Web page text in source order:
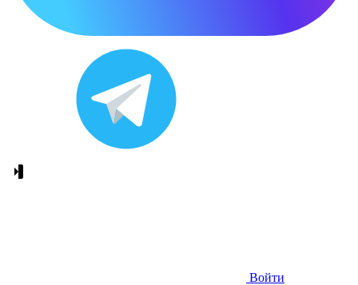
Войти